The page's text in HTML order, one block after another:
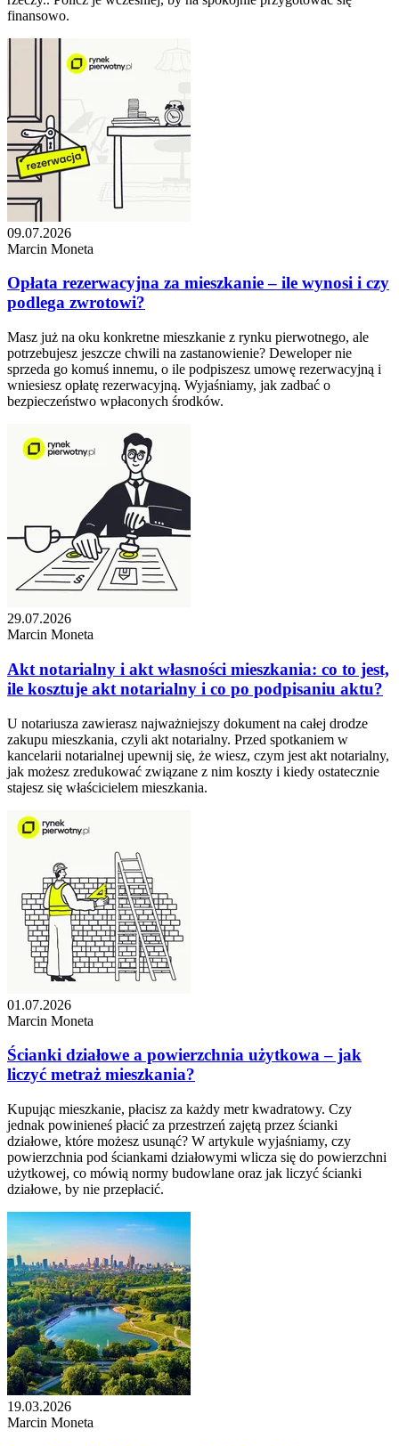
finansowo.
09.07.2026
Marcin Moneta
Opłata rezerwacyjna za mieszkanie – ile wynosi i czy
podlega zwrotowi?
Masz już na oku konkretne mieszkanie z rynku pierwotnego, ale
potrzebujesz jeszcze chwili na zastanowienie? Deweloper nie
sprzeda go komuś innemu, o ile podpiszesz umowę rezerwacyjną i
wniesiesz opłatę rezerwacyjną. Wyjaśniamy, jak zadbać o
bezpieczeństwo wpłaconych środków.
29.07.2026
Marcin Moneta
Akt notarialny i akt własności mieszkania: co to jest,
ile kosztuje akt notarialny i co po podpisaniu aktu?
U notariusza zawierasz najważniejszy dokument na całej drodze
zakupu mieszkania, czyli akt notarialny. Przed spotkaniem w
kancelarii notarialnej upewnij się, że wiesz, czym jest akt notarialny,
jak możesz zredukować związane z nim koszty i kiedy ostatecznie
stajesz się właścicielem mieszkania.
01.07.2026
Marcin Moneta
Ścianki działowe a powierzchnia użytkowa – jak
liczyć metraż mieszkania?
Kupując mieszkanie, płacisz za każdy metr kwadratowy. Czy
jednak powinieneś płacić za przestrzeń zajętą przez ścianki
działowe, które możesz usunąć? W artykule wyjaśniamy, czy
powierzchnia pod ściankami działowymi wlicza się do powierzchni
użytkowej, co mówią normy budowlane oraz jak liczyć ścianki
działowe, by nie przepłacić.
19.03.2026
Marcin Moneta